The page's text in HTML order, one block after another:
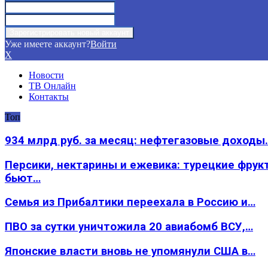
Уже имеете аккаунт?Войти
X
Новости
ТВ Онлайн
Контакты
Топ
934 млрд руб. за месяц: нефтегазовые
Персики, нектарины и ежевика: турецкие
бьют…
Семья из Прибалтики переехала в Россию и…
ПВО за сутки уничтожила 20 авиабомб ВСУ,…
Японские власти вновь не упомянули США в…